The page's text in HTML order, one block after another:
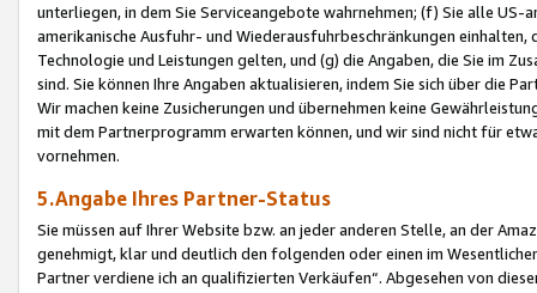
unterliegen, in dem Sie Serviceangebote wahrnehmen; (f) Sie alle
amerikanische Ausfuhr- und Wiederausfuhrbeschränkungen
Technologie und Leistungen gelten, und (g) die Angaben, die Sie im
sind. Sie können Ihre Angaben aktualisieren, indem Sie sich über die
Wir machen keine Zusicherungen und übernehmen keine
mit dem Partnerprogramm erwarten können, und wir sind nicht für
vornehmen.
5.Angabe Ihres Partner-Status
Sie müssen auf Ihrer Website bzw. an jeder anderen Stelle, an der
genehmigt, klar und deutlich den folgenden oder einen im
Partner verdiene ich an qualifizierten Verkäufen“. Abgesehen von